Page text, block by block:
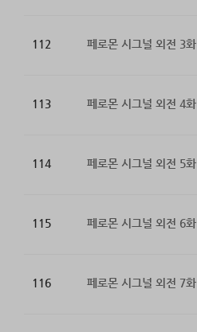
112 페로몬 시그널 외전 3화
113 페로몬 시그널 외전 4화
114 페로몬 시그널 외전 5화
115 페로몬 시그널 외전 6화
116 페로몬 시그널 외전 7화